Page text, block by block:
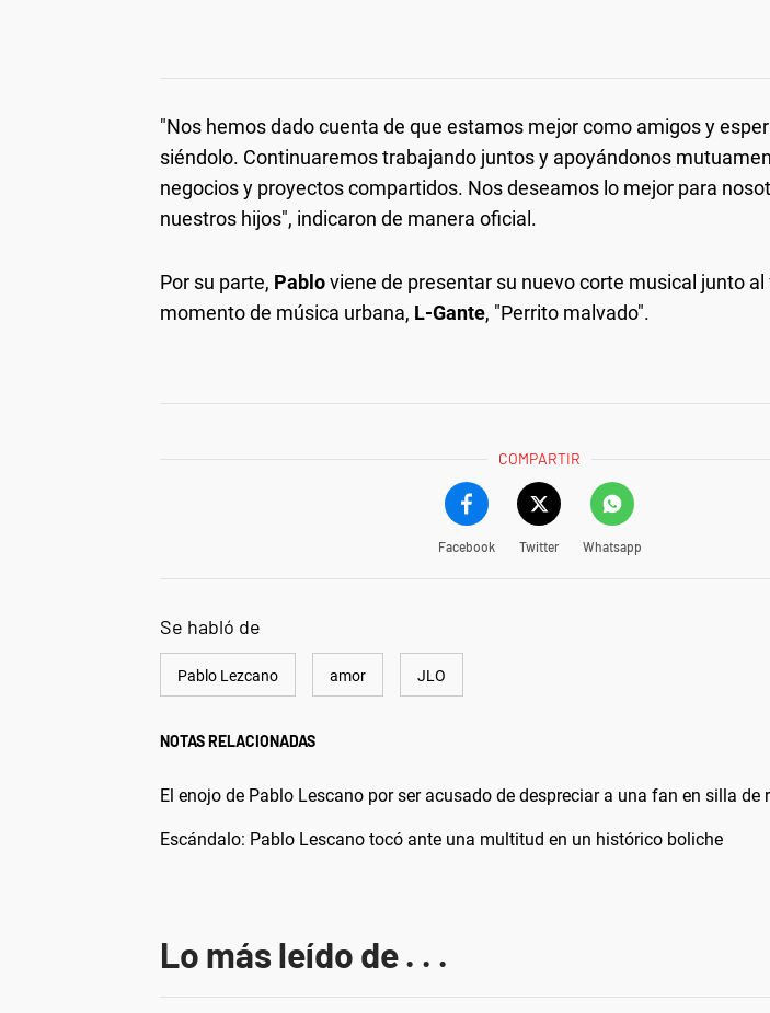
"Nos hemos dado cuenta de que estamos mejor como amigos y
siéndolo. Continuaremos trabajando juntos y apoyándonos
negocios y proyectos compartidos. Nos deseamos lo mejor para
nuestros hijos", indicaron de manera oficial.
Por su parte, Pabloviene de presentar su nuevo corte musical junto
momento de música urbana, L-Gante, "Perrito malvado".
COMPARTIR
Facebook Twitter Whatsapp
Se habló de
Pablo Lezcano amor JLO
NOTAS RELACIONADAS
El enojo de Pablo Lescano por ser acusado de despreciar a una fan en silla de
Escándalo: Pablo Lescano tocó ante una multitud en un histórico boliche
Lo más leído de . . .